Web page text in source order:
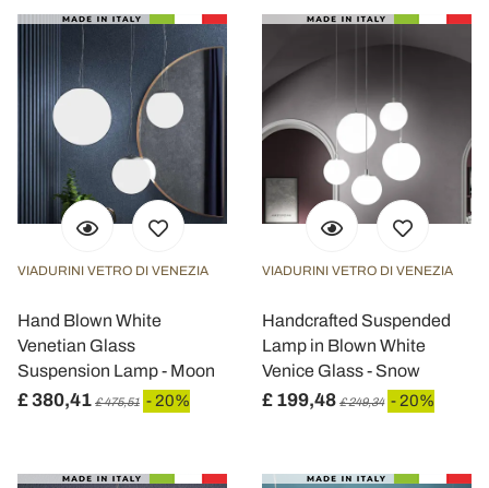
VIADURINI VETRO DI VENEZIA
Hand Blown White
Venetian Glass
Suspension Lamp - Moon
£ 380,41 £ 475,51 - 20%
VIADURINI VETRO DI VENEZIA
Handcrafted Suspended
Lamp in Blown White
Venice Glass - Snow
£ 199,48 £ 249,34 - 20%